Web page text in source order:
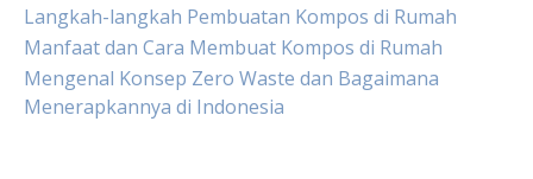
Langkah-langkah Pembuatan Kompos di Rumah
Manfaat dan Cara Membuat Kompos di Rumah
Mengenal Konsep Zero Waste dan Bagaimana
Menerapkannya di Indonesia